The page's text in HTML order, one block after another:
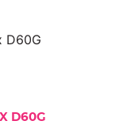
D60G
D60G